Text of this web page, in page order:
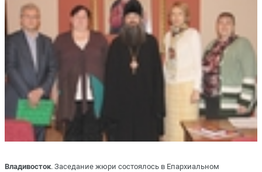
Владивосток. Заседание жюри состоялось в Епархиальном